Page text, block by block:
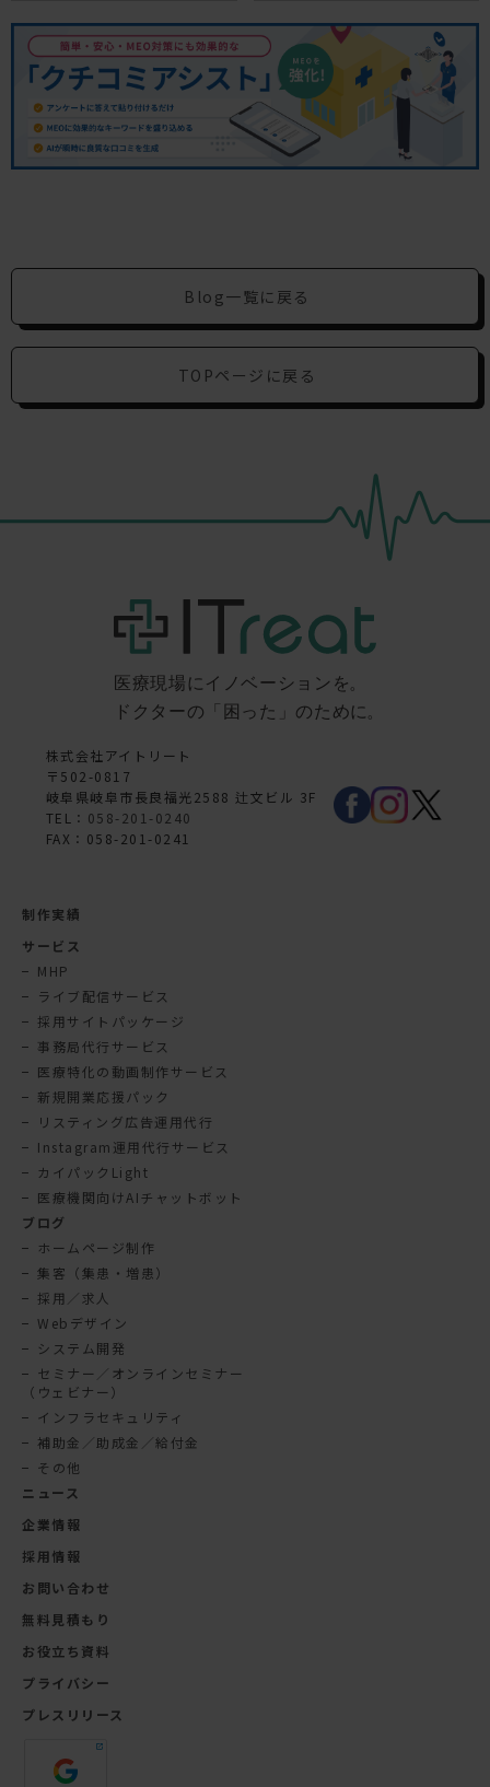
Blog一覧に戻る
TOPページに戻る
株式会社アイトリート
〒502-0817
岐阜県岐阜市長良福光2588 辻文ビル 3F
TEL： 058-201-0240
FAX：058-201-0241
制作実績
サービス
MHP
ライブ配信サービス
採用サイトパッケージ
事務局代行サービス
医療特化の動画制作サービス
新規開業応援パック
リスティング広告運用代行
Instagram運用代行サービス
カイパックLight
医療機関向けAIチャットボット
ブログ
ホームページ制作
集客（集患・増患）
採用／求人
Webデザイン
システム開発
セミナー／オンラインセミナー
（ウェビナー）
インフラセキュリティ
補助金／助成金／給付金
その他
ニュース
企業情報
採用情報
お問い合わせ
無料見積もり
お役立ち資料
プライバシー
プレスリリース